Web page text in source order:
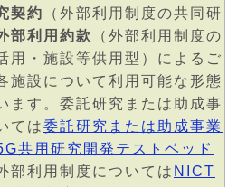
契約
（外部利用制度の共同研
部利用約款
（外部利用制度の
用・施設等供用型）によるご
施設について利用可能な形態
ます。委託研究または助成事
ては委託研究または助成事業
共用研究開発テストベッド
部利用制度については NICT